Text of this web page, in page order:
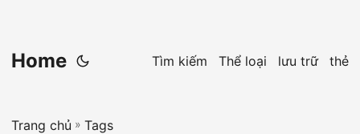
Home Tìm kiếm Thể loại lưu trữ thẻ
Trang chủ » Tags